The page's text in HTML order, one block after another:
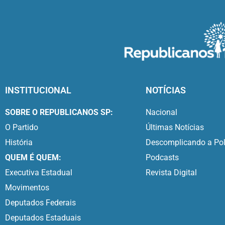
INSTITUCIONAL
SOBRE O REPUBLICANOS SP:
O Partido
História
QUEM É QUEM:
Executiva Estadual
Movimentos
Deputados Federais
Deputados Estaduais
NOTÍCIAS
Nacional
Últimas Notícias
Descomplicando a
Podcasts
Revista Digital